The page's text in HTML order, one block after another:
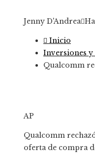
Jenny D'Andrea
Inicio
Inversiones y
Qualcomm
AP
Qualcomm
oferta de compra